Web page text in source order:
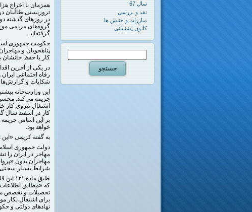
همزمان با اخراج
تروریستی طالبان
در روزهای گذشته
گروه‌های مردمی موج
گرفته‌اند.
حکومت جمهوری
پناهجویان و
کار یا حفظ جانشان
در یکی از آخرین
رفاه اجتماعی
شکایات و
این وزارت‌خانه
جریمه می‌کند. محسن
اشتغال نیروی کار
خواهد بود.
به گفته کریمی
دولت جمهوری
مهاجر در ایران را
مهاجران بدون
شرایط بسیار
طبق
که «مطابق اطلاعات
تحصیلات و تخصص
برای اشتغال بکار
نهادهای دولتی و
سال 67
نقد و بررسی
مبارزات و جنبش ها
کانون پشتیبانی